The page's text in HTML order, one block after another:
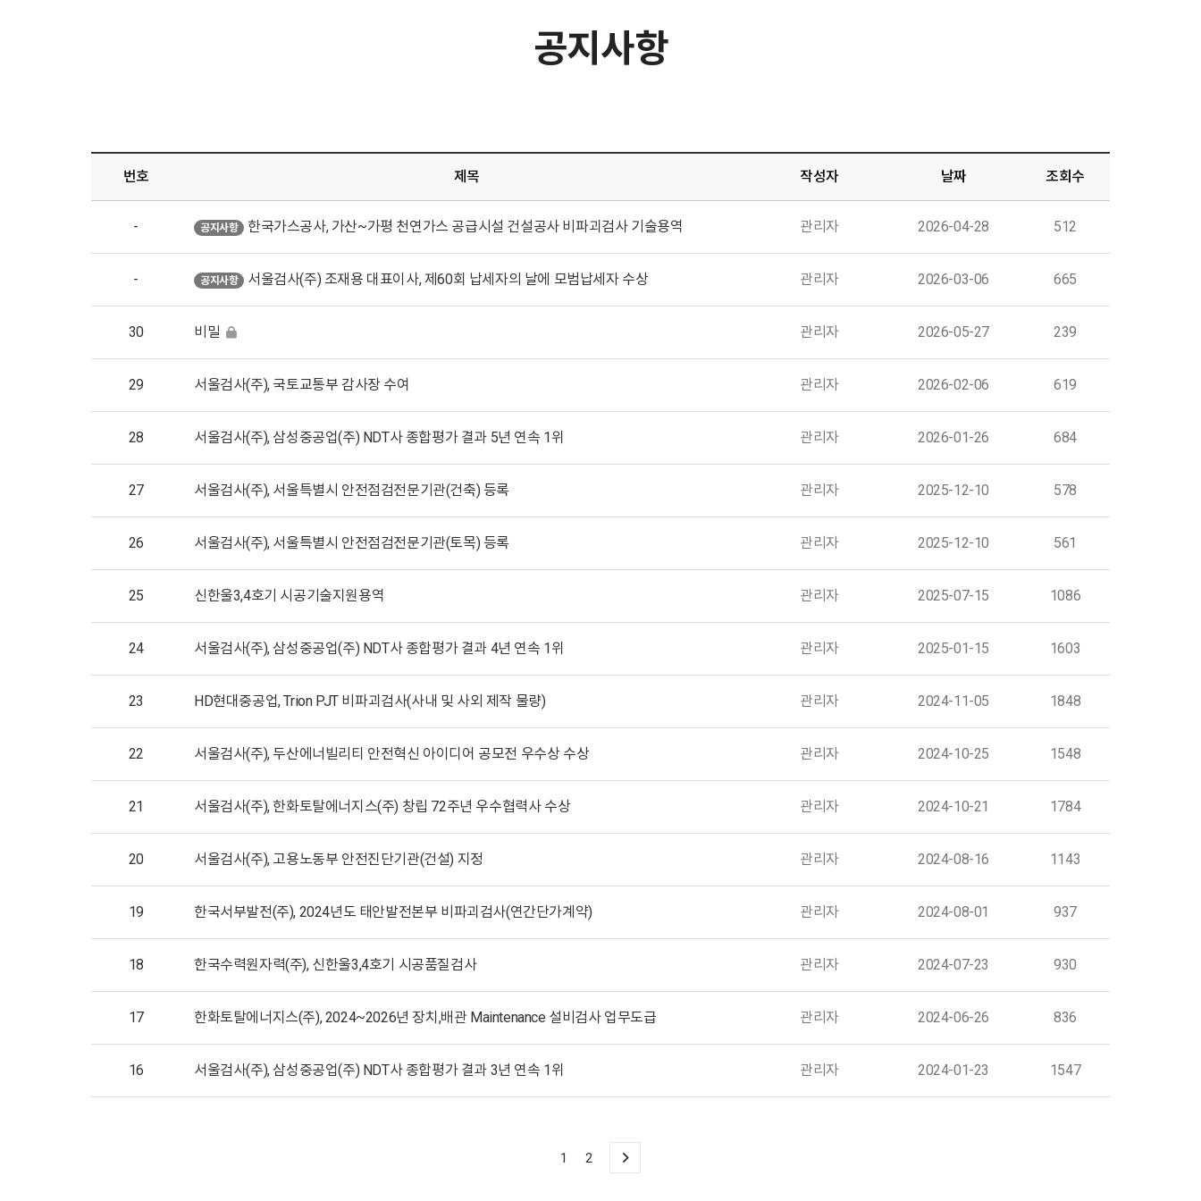
공지사항
번호 제목 작성자 날짜 조회수
- 공지사항 한국가스공사, 가산~가평 천연가스 공급시설 건설공사 비파괴검사 기술용역 관리자 2026-04-28 512
- 공지사항 서울검사(주) 조재용 대표이사, 제60회 납세자의 날에 모범납세자 수상 관리자 2026-03-06 665
30 비밀 관리자 2026-05-27 239
29 서울검사(주), 국토교통부 감사장 수여 관리자 2026-02-06 619
28 서울검사(주), 삼성중공업(주) NDT사 종합평가 결과 5년 연속 1위 관리자 2026-01-26 684
27 서울검사(주), 서울특별시 안전점검전문기관(건축) 등록 관리자 2025-12-10 578
26 서울검사(주), 서울특별시 안전점검전문기관(토목) 등록 관리자 2025-12-10 561
25 신한울3,4호기 시공기술지원용역 관리자 2025-07-15 1086
24 서울검사(주), 삼성중공업(주) NDT사 종합평가 결과 4년 연속 1위 관리자 2025-01-15 1603
23 HD현대중공업, Trion PJT 비파괴검사(사내 및 사외 제작 물량) 관리자 2024-11-05 1848
22 서울검사(주), 두산에너빌리티 안전혁신 아이디어 공모전 우수상 수상 관리자 2024-10-25 1548
21 서울검사(주), 한화토탈에너지스(주) 창립 72주년 우수협력사 수상 관리자 2024-10-21 1784
20 서울검사(주), 고용노동부 안전진단기관(건설) 지정 관리자 2024-08-16 1143
19 한국서부발전(주), 2024년도 태안발전본부 비파괴검사(연간단가계약) 관리자 2024-08-01 937
18 한국수력원자력(주), 신한울3,4호기 시공품질검사 관리자 2024-07-23 930
17 한화토탈에너지스(주), 2024~2026년 장치,배관 Maintenance 설비검사 업무도급 관리자 2024-06-26 836
16 서울검사(주), 삼성중공업(주) NDT사 종합평가 결과 3년 연속 1위 관리자 2024-01-23 1547
1 2